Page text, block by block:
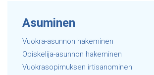
Asuminen
Vuokra-asunnon hakeminen
Opiskelija-asunnon hakeminen
Vuokrasopimuksen irtisanominen